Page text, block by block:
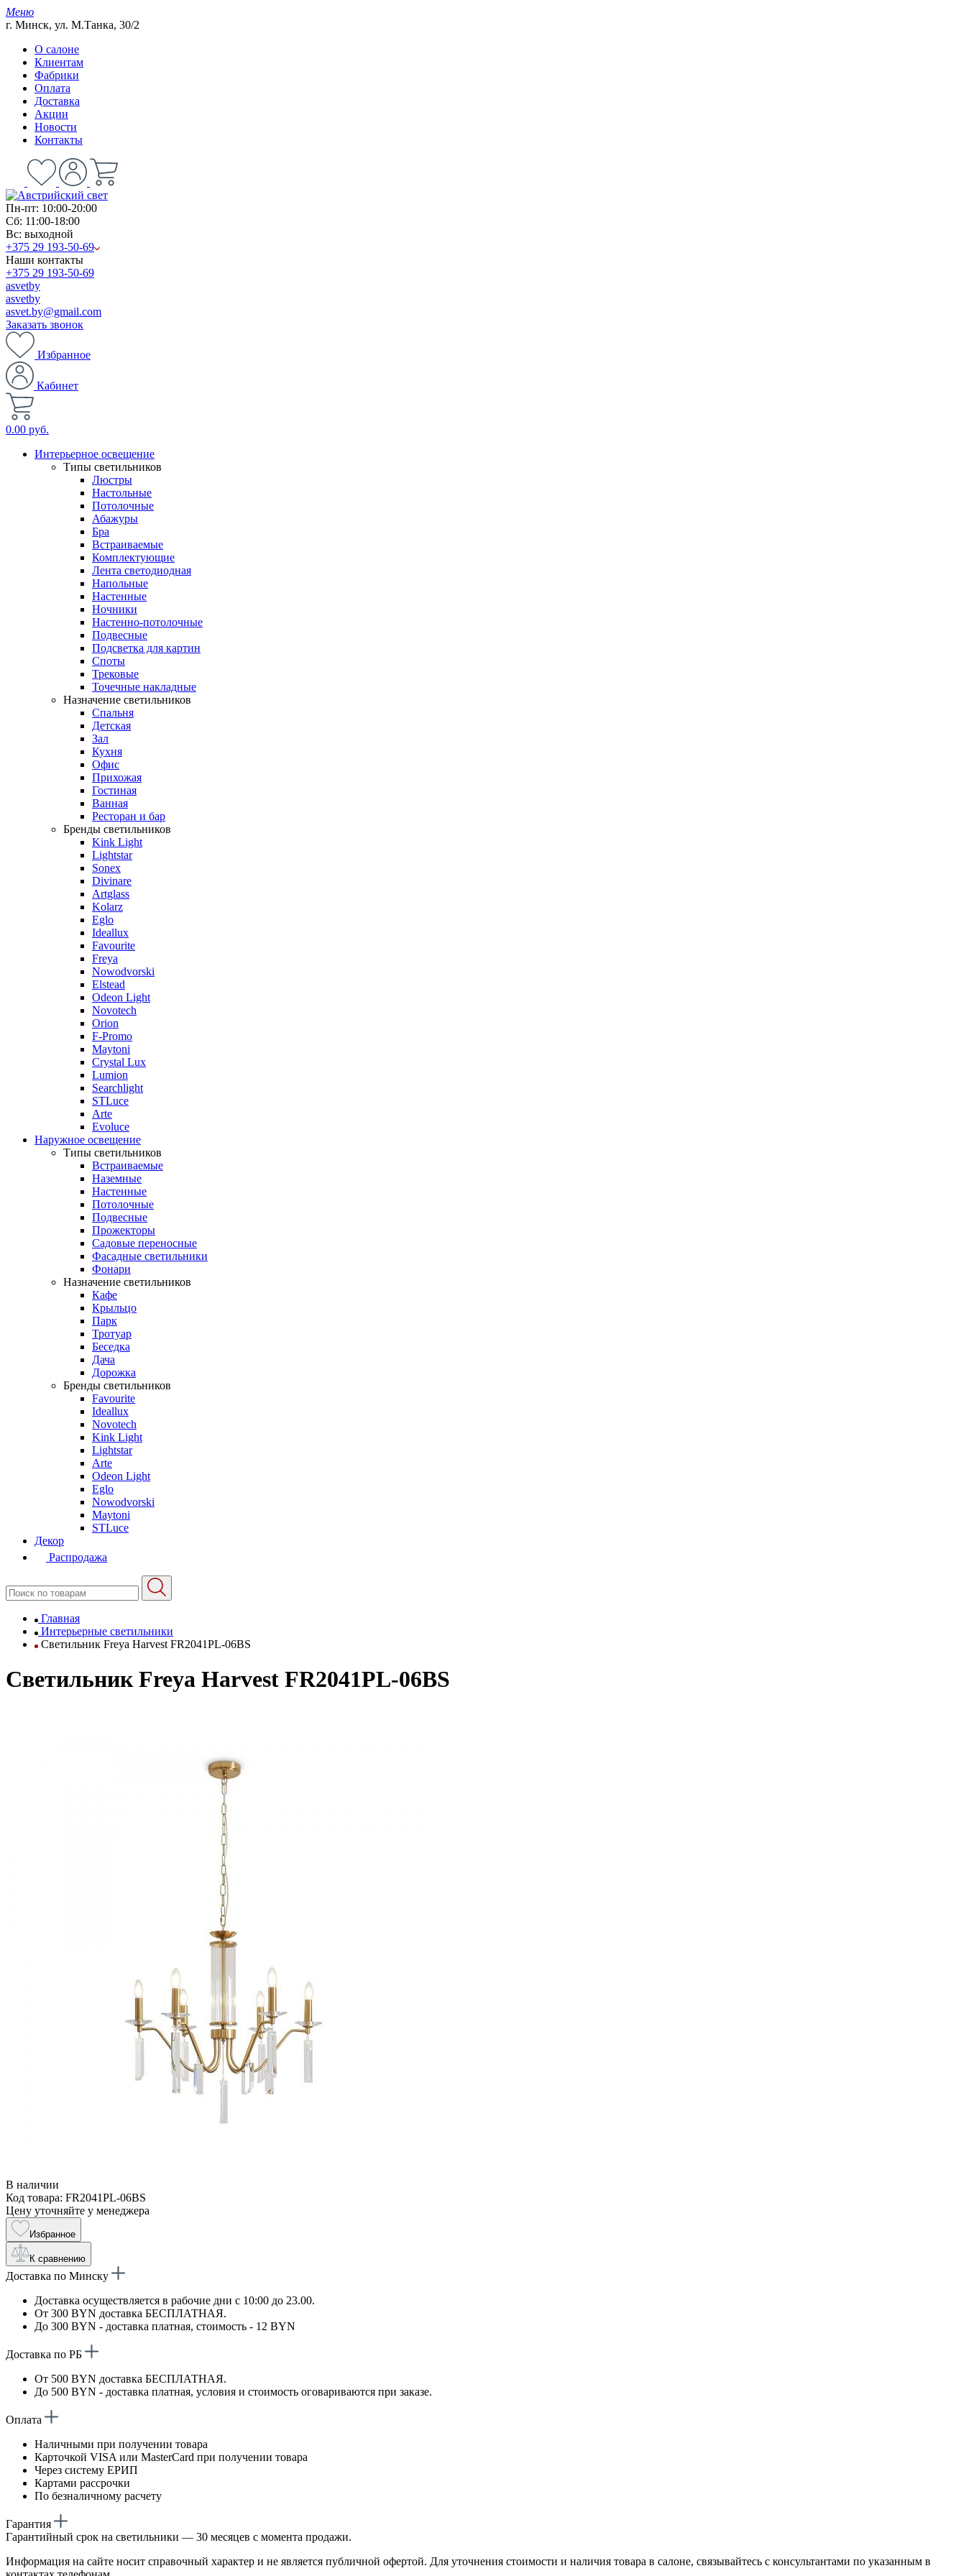
Меню
г. Минск, ул. М.Танка, 30/2
О салоне
Клиентам
Фабрики
Оплата
Доставка
Акции
Новости
Контакты
Пн-пт: 10:00-20:00
Сб: 11:00-18:00
Вс: выходной
+375 29 193-50-69
Наши контакты
+375 29 193-50-69
asvetby
asvetby
asvet.by@gmail.com
Заказать звонок
Избранное
Кабинет
0.00 руб.
Интерьерное освещение
Типы светильников
Люстры
Настольные
Потолочные
Абажуры
Бра
Встраиваемые
Комплектующие
Лента светодиодная
Напольные
Настенные
Ночники
Настенно-потолочные
Подвесные
Подсветка для картин
Споты
Трековые
Точечные накладные
Назначение светильников
Спальня
Детская
Зал
Кухня
Офис
Прихожая
Гостиная
Ванная
Ресторан и бар
Бренды светильников
Kink Light
Lightstar
Sonex
Divinare
Artglass
Kolarz
Eglo
Ideallux
Favourite
Freya
Nowodvorski
Elstead
Odeon Light
Novotech
Orion
F-Promo
Maytoni
Crystal Lux
Lumion
Searchlight
STLuce
Arte
Evoluce
Наружное освещение
Типы светильников
Встраиваемые
Наземные
Настенные
Потолочные
Подвесные
Прожекторы
Садовые переносные
Фасадные светильники
Фонари
Назначение светильников
Кафе
Крыльцо
Парк
Тротуар
Беседка
Дача
Дорожка
Бренды светильников
Favourite
Ideallux
Novotech
Kink Light
Lightstar
Arte
Odeon Light
Eglo
Nowodvorski
Maytoni
STLuce
Декор
Распродажа
Главная
Интерьерные светильники
Светильник Freya Harvest FR2041PL-06BS
Светильник Freya Harvest FR2041PL-06BS
В наличии
Код товара: FR2041PL-06BS
Цену уточняйте у менеджера
Избранное
К сравнению
Доставка по Минску
Доставка осуществляется в рабочие дни с 10:00 до 23.00.
От 300 BYN доставка БЕСПЛАТНАЯ.
До 300 BYN - доставка платная, стоимость - 12 BYN
Доставка по РБ
От 500 BYN доставка БЕСПЛАТНАЯ.
До 500 BYN - доставка платная, условия и стоимость оговариваются при заказе.
Оплата
Наличными при получении товара
Карточкой VISA или MasterCard при получении товара
Через систему ЕРИП
Картами рассрочки
По безналичному расчету
Гарантия
Гарантийный срок на светильники — 30 месяцев с момента продажи.
Информация на сайте носит справочный характер и не является публичной офертой. Для уточнения стоимости и наличия товара в салоне, связывайтесь с консультантами по указанным в